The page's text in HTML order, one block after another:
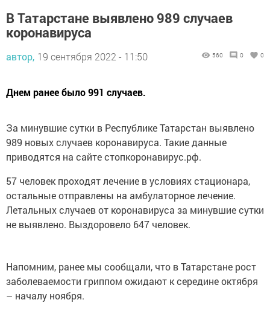
коронавируса
автор, 19 сентября 2022 - 11:50
989 новых случаев коронавируса. Такие данные
приводятся на сайте стопкоронавирус.рф.
57 человек проходят лечение в условиях стационара,
остальные отправлены на амбулаторное лечение.
Летальных случаев от коронавируса за минувшие сутки
не выявлено. Выздоровело 647 человек.
заболеваемости гриппом ожидают к середине октября
– началу ноября.